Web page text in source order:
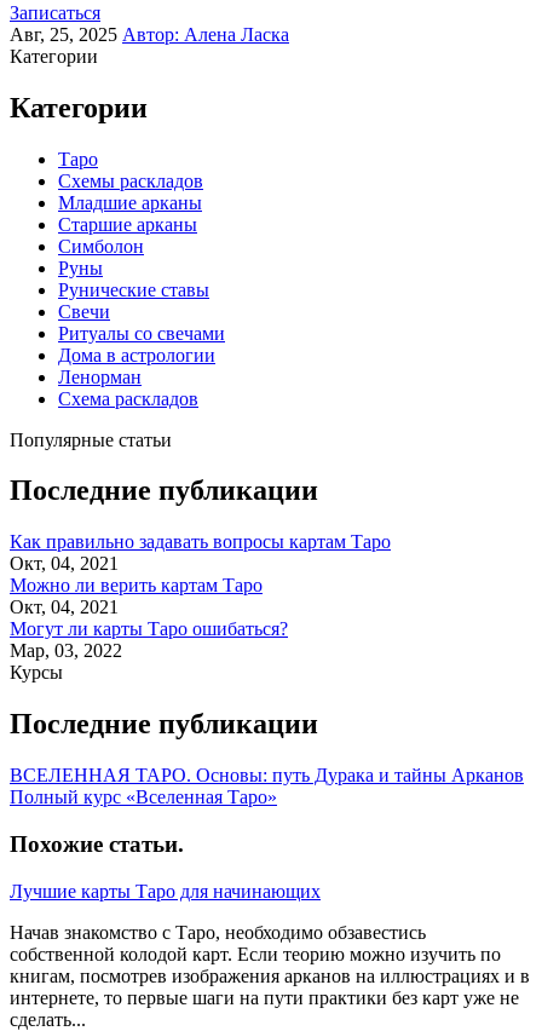
Записаться
Авг, 25, 2025 Автор: Алена Ласка
Категории
Категории
Таро
Схемы раскладов
Младшие арканы
Старшие арканы
Симболон
Руны
Рунические ставы
Свечи
Ритуалы со свечами
Дома в астрологии
Ленорман
Схема раскладов
Популярные статьи
Последние публикации
Как правильно задавать вопросы картам Таро
Окт, 04, 2021
Можно ли верить картам Таро
Окт, 04, 2021
Могут ли карты Таро ошибаться?
Мар, 03, 2022
Курсы
Последние публикации
ВСЕЛЕННАЯ ТАРО. Основы: путь Дурака и тайны Арканов
Полный курс «Вселенная Таро»
Похожие статьи.
Лучшие карты Таро для начинающих
Начав знакомство с Таро, необходимо обзавестись
собственной колодой карт. Если теорию можно изучить по
книгам, посмотрев изображения арканов на иллюстрациях и в
интернете, то первые шаги на пути практики без карт уже не
сделать...